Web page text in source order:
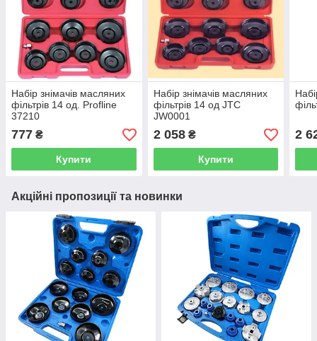
Набір знімачів масляних
фільтрів 14 од. Profline
37210
777 ₴
Купити
Набір знімачів масляних
фільтрів 14 од JTC
JW0001
2 058₴
Купити
2
Акційні пропозиції та новинки